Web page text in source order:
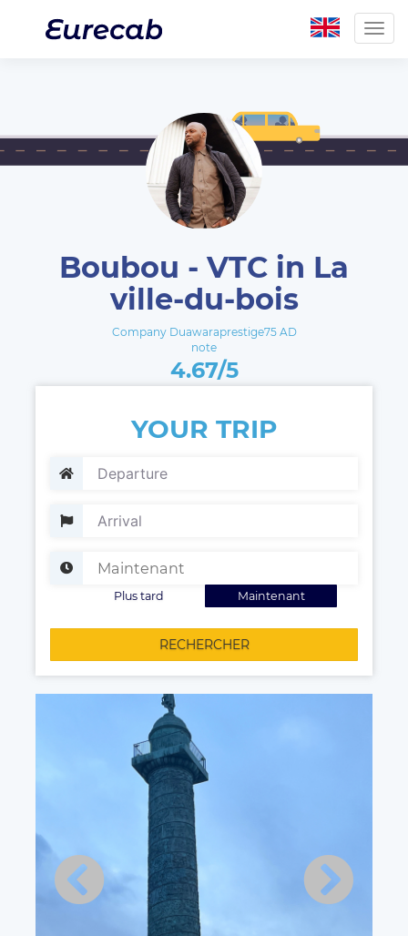
Boubou - VTC in La
ville-du-bois
Company Duawaraprestige75 AD
note
4.67/5
YOUR TRIP
Maintenant
Plus tard
RECHERCHER
Votre chauffeur à votre disposition !